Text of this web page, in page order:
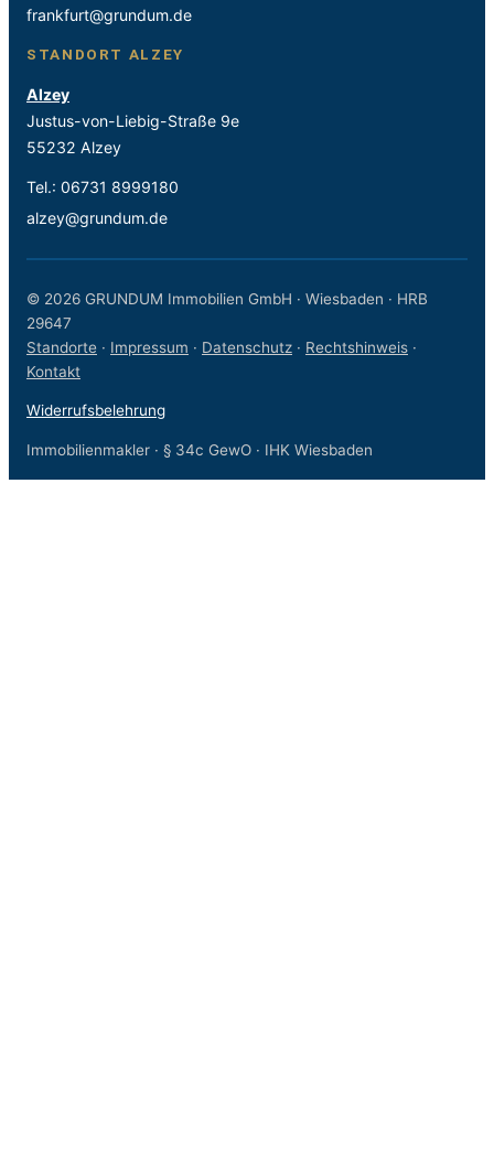
frankfurt@grundum.de
STANDORT ALZEY
Alzey
Justus-von-Liebig-Straße 9e
55232 Alzey
Tel.: 06731 8999180
alzey@grundum.de
© 2026 GRUNDUM Immobilien GmbH · Wiesbaden · HRB
29647
Standorte · Impressum · Datenschutz · Rechtshinweis ·
Kontakt
Widerrufsbelehrung
Immobilienmakler · § 34c GewO · IHK Wiesbaden